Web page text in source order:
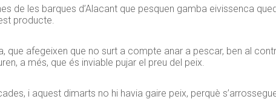
de les barques d’Alacant que pesquen gamba eivissenca
producte.
que afegeixen que no surt a compte anar a pescar, ben al
a més, que és inviable pujar el preu del peix.
i aquest dimarts no hi havia gaire peix, perquè